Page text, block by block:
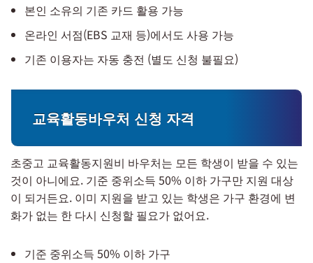
본인 소유의 기존 카드 활용 가능
온라인 서점(EBS 교재 등)에서도 사용 가능
기존 이용자는 자동 충전 (별도 신청 불필요)
교육활동바우처 신청 자격
초중고 교육활동지원비 바우처는 모든 학생이 받을 수 있는
것이 아니에요. 기준 중위소득 50% 이하 가구만 지원 대상
이 되거든요. 이미 지원을 받고 있는 학생은 가구 환경에 변
화가 없는 한 다시 신청할 필요가 없어요.
기준 중위소득 50% 이하 가구